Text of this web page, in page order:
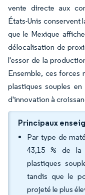
vente directe aux
États-Unis conservent
que le Mexique
délocalisation de
l'essor de la
Ensemble, ces forces
plastiques souples
d'innovation à
Principaux
Par type de
43,15 % de la
plastiques
tandis que le
projeté le plus